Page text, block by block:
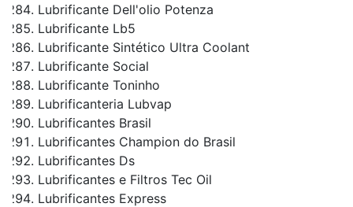
Lubrificante Dell'olio Potenza
Lubrificante Lb5
Lubrificante Sintético Ultra Coolant
Lubrificante Social
Lubrificante Toninho
Lubrificanteria Lubvap
Lubrificantes Brasil
Lubrificantes Champion do Brasil
Lubrificantes Ds
Lubrificantes e Filtros Tec Oil
Lubrificantes Express